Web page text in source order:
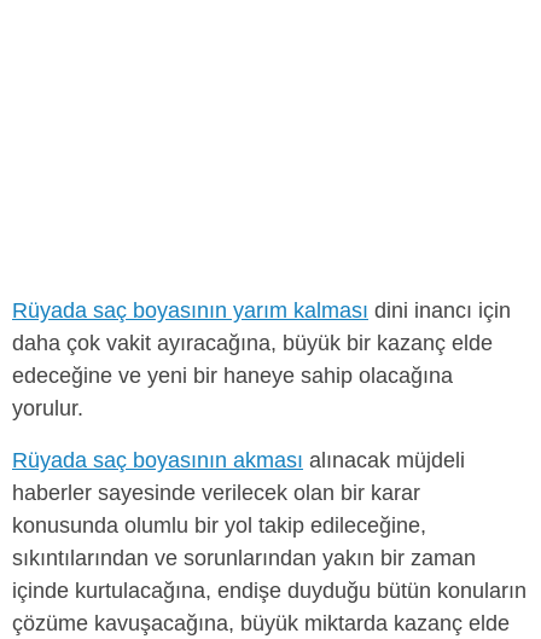
Rüyada saç boyasının yarım kalması dini inancı için
daha çok vakit ayıracağına, büyük bir kazanç elde
edeceğine ve yeni bir haneye sahip olacağına
yorulur.
Rüyada saç boyasının akması alınacak müjdeli
haberler sayesinde verilecek olan bir karar
konusunda olumlu bir yol takip edileceğine,
sıkıntılarından ve sorunlarından yakın bir zaman
içinde kurtulacağına, endişe duyduğu bütün konuların
çözüme kavuşacağına, büyük miktarda kazanç elde